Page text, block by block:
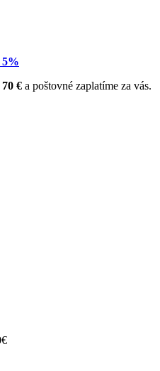
70 € a poštovné zaplatíme za vás.